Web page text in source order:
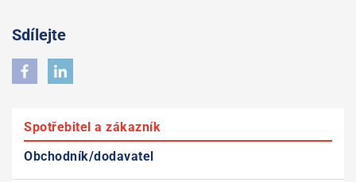
Spotřebitel a zákazník
Obchodník/dodavatel
Sdílejte